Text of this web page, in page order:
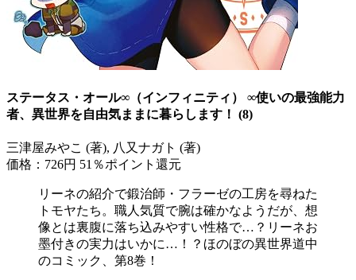
ステータス・オール∞（インフィニティ） ∞使いの最強能力
者、異世界を自由気ままに暮らします！ (8)
三津屋みやこ (著), 八又ナガト (著)
価格：726円 51％ポイント還元
リーネの紹介で鍛治師・フラーゼの工房を尋ねた
トモヤたち。職人気質で腕は確かなようだが、想
像とは裏腹に落ち込みやすい性格で…？リーネお
墨付きの実力はいかに…！？ほのぼの異世界道中
のコミック、第8巻！